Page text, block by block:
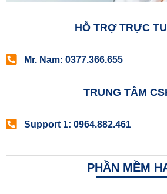
HỖ TRỢ TRỰC
Mr. Nam: 0377.366.655
TRUNG TÂM
Support 1: 0964.882.461
PHẦN MỀM